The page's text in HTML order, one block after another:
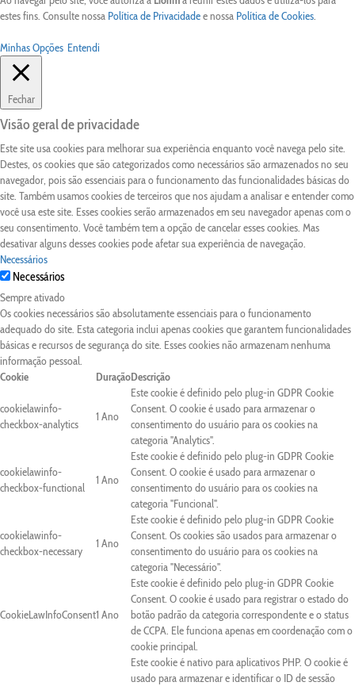
estes fins. Consulte nossa Política de Privacidadee nossa Política de Cookies.
Minhas Opções Entendi
Fechar
Visão geral de privacidade
Este site usa cookies para melhorar sua experiência enquanto você navega pelo site.
Destes, os cookies que são categorizados como necessários são armazenados no seu
navegador, pois são essenciais para o funcionamento das funcionalidades básicas do
site. Também usamos cookies de terceiros que nos ajudam a analisar e entender como
você usa este site. Esses cookies serão armazenados em seu navegador apenas com o
seu consentimento. Você também tem a opção de cancelar esses cookies. Mas
desativar alguns desses cookies pode afetar sua experiência de navegação.
Necessários
Necessários
Sempre ativado
Os cookies necessários são absolutamente essenciais para o funcionamento
adequado do site. Esta categoria inclui apenas cookies que garantem funcionalidades
básicas e recursos de segurança do site. Esses cookies não armazenam nenhuma
informação pessoal.
Cookie
DuraçãoDescrição
cookielawinfo-
checkbox-analytics
1 Ano
Este cookie é definido pelo plug-in GDPR Cookie
Consent. O cookie é usado para armazenar o
consentimento do usuário para os cookies na
categoria "Analytics".
cookielawinfo-
checkbox-functional
1 Ano
Este cookie é definido pelo plug-in GDPR Cookie
Consent. O cookie é usado para armazenar o
consentimento do usuário para os cookies na
categoria "Funcional".
cookielawinfo-
checkbox-necessary
1 Ano
Este cookie é definido pelo plug-in GDPR Cookie
Consent. Os cookies são usados para armazenar o
consentimento do usuário para os cookies na
categoria "Necessário".
CookieLawInfoConsent1 Ano
Este cookie é definido pelo plug-in GDPR Cookie
Consent. O cookie é usado para registrar o estado do
botão padrão da categoria correspondente e o status
de CCPA. Ele funciona apenas em coordenação com o
cookie principal.
Este cookie é nativo para aplicativos PHP. O cookie é
usado para armazenar e identificar o ID de sessão